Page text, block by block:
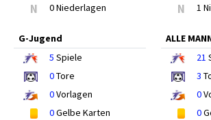
N 0 Niederlagen N 1
G-Jugend
5 Spiele
0Tore
0Vorlagen
0Gelbe Karten
ALLE
21
3
0
0